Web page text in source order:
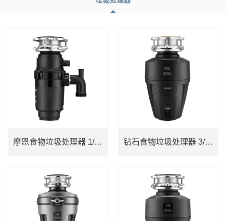
摩恩食物垃圾处理器 1/2 HP MGXP50MCL
DETAILS
钻石食物垃圾处理器 3/4HP MEX75MCL
DETAILS